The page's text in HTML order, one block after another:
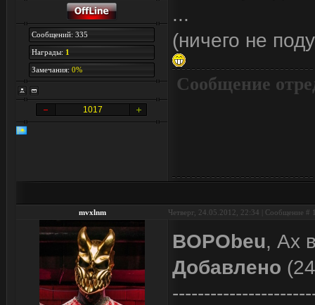
Сообщений: 335
Награды: 1
Замечания: 0%
1017
...
(ничего не
Сообщение
mvxlnm Четверг, 24.05.2012, 22:34 | Сообщение #
BOPObeu, Ах
Добавлено